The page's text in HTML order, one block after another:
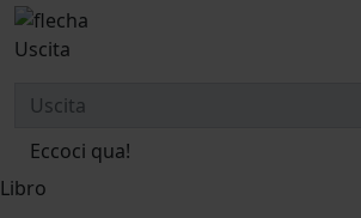
Uscita
Eccoci qua!
Libro